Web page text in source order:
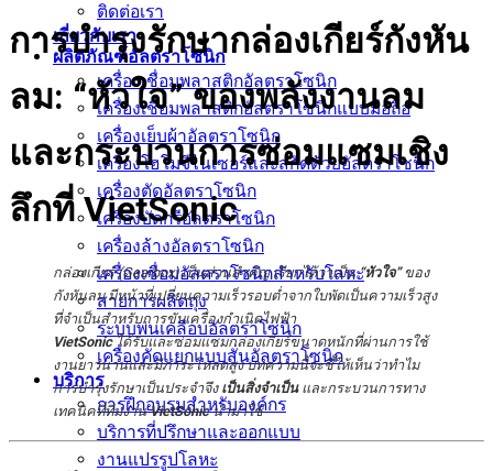
ติดต่อเรา
เกี่ยวกับเรา
ผลิตภัณฑ์อัลตราโซนิก
เครื่องเชื่อมพลาสติกอัลตราโซนิก
เครื่องเชื่อมพลาสติกอัลตราโซนิกแบบมือถือ
เครื่องเย็บผ้าอัลตราโซนิก
เครื่องโฮโมจีไนเซอร์และสกัดด้วยอัลตราโซนิก
เครื่องตัดอัลตราโซนิก
เครื่องบัดกรีอัลตราโซนิก
เครื่องล้างอัลตราโซนิก
เครื่องเชื่อมอัลตราโซนิกสำหรับโลหะ
สายการผลิตถุง
ระบบพ่นเคลือบอัลตราโซนิก
เครื่องคัดแยกแบบสั่นอัลตราโซนิก
บริการ
การฝึกอบรมสำหรับองค์กร
บริการที่ปรึกษาและออกแบบ
งานแปรรูปโลหะ
การบำรุงรักษากล่องเกียร์กังหัน
ลม: “หัวใจ” ของพลังงานลม
และกระบวนการซ่อมแซมเชิง
ลึกที่ VietSonic
กล่องเกียร์ (Gearbox) เป็นส่วนสำคัญ เรียกได้ว่าเป็น“หัวใจ”ของ
กังหันลม มีหน้าที่เปลี่ยนความเร็วรอบต่ำจากใบพัดเป็นความเร็วสูง
ที่จำเป็นสำหรับการขับเครื่องกำเนิดไฟฟ้า
VietSonicได้รับและซ่อมแซมกล่องเกียร์ขนาดหนักที่ผ่านการใช้
งานยาวนานและมีภาระโหลดสูง บทความนี้จะชี้ให้เห็นว่าทำไม
การบำรุงรักษาเป็นประจำจึง เป็นสิ่งจำเป็นและกระบวนการทาง
เทคนิคที่ทีมงานVietSonicนำมาใช้